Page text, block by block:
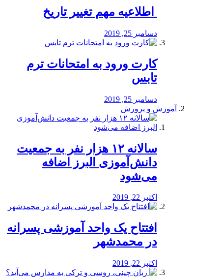
️ اطلاعیه مهم تغییر تاریخ
دسامبر 25, 2019
کارت ورود به امتحانات ترم
تابس
دسامبر 25, 2019
آموزش و پرورش
️سالانه ۱۲ هزار نفر به جمعیت
دانش‌آموزی البرز اضافه
می‌شود
اکتبر 22, 2019
افتتاح یک واحد آموزشی پسرانه
در محمدشهر
اکتبر 22, 2019